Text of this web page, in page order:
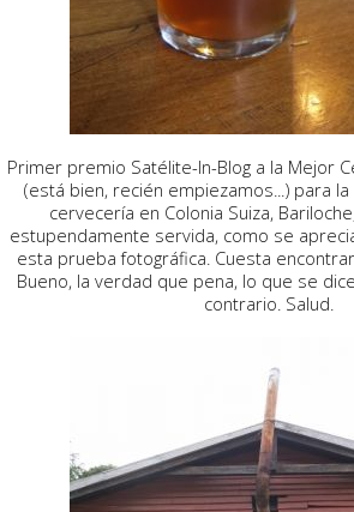
Primer premio Satélite-In-Blog a la Mejor
(está bien, recién empiezamos...) para
cervecería en Colonia Suiza,
estupendamente servida, como se
esta prueba fotográfica. Cuesta
Bueno, la verdad que pena, lo que se
contrario. Salud.